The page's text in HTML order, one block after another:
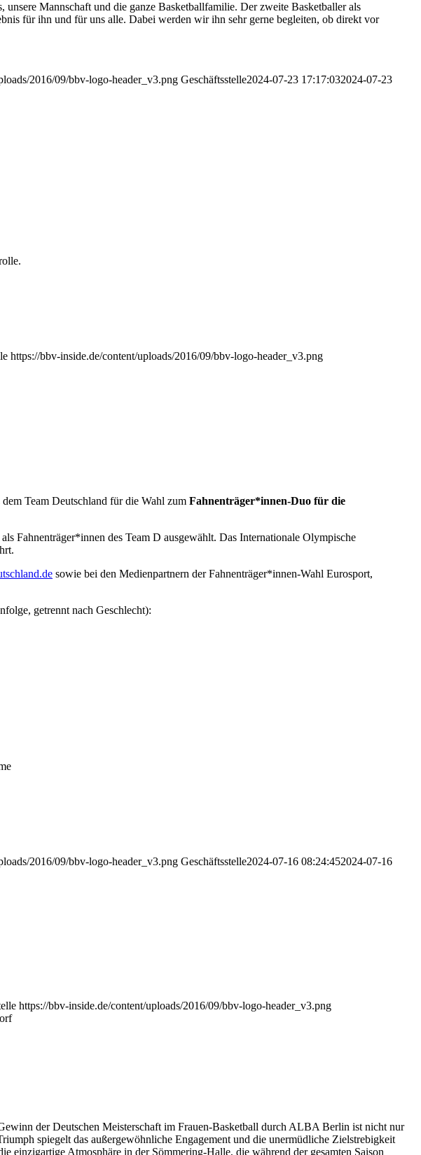
Mannschaft und die ganze Basketballfamilie. Der zweite Basketballer als
für ihn und für uns alle. Dabei werden wir ihn sehr gerne begleiten, ob direkt vor
2016/09/bbv-logo-header_v3.png Geschäftsstelle2024-07-23 17:17:032024-07-23
https://bbv-inside.de/content/uploads/2016/09/bbv-logo-header_v3.png
Team Deutschland für die Wahl zum Fahnenträger*innen-Duo für die
Fahnenträger*innen des Team D ausgewählt. Das Internationale Olympische
sowie bei den Medienpartnern der Fahnenträger*innen-Wahl Eurosport,
getrennt nach Geschlecht):
2016/09/bbv-logo-header_v3.png Geschäftsstelle2024-07-16 08:24:452024-07-16
https://bbv-inside.de/content/uploads/2016/09/bbv-logo-header_v3.png
der Deutschen Meisterschaft im Frauen-Basketball durch ALBA Berlin ist nicht nur
spiegelt das außergewöhnliche Engagement und die unermüdliche Zielstrebigkeit
einzigartige Atmosphäre in der Sömmering-Halle, die während der gesamten Saison